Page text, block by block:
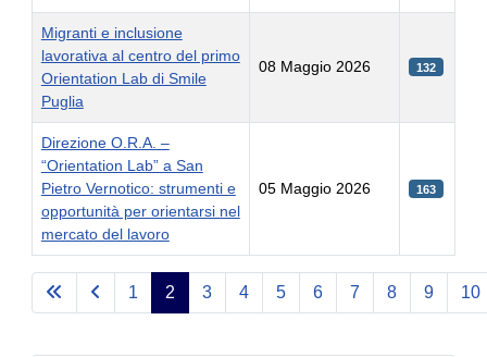
Migranti e inclusione
lavorativa al centro del primo
Orientation Lab di Smile
Puglia
08 Maggio 2026 132
Direzione O.R.A. –
“Orientation Lab” a San
Pietro Vernotico: strumenti e
opportunità per orientarsi nel
mercato del lavoro
05 Maggio 2026 163
Pagina 2 di 33
1 2 3 4 5 6 7 8 9 10